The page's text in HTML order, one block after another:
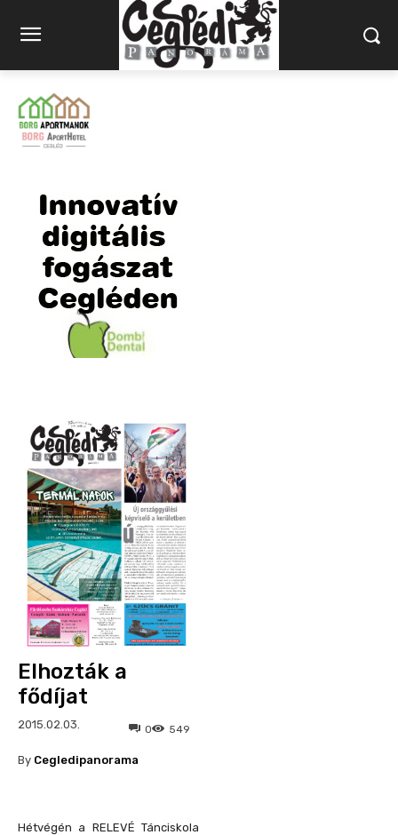
Elhozták a
fődíjat
2015.02.03. 549
0
By Cegledipanorama
Hétvégén a RELEVÉ Tánciskola